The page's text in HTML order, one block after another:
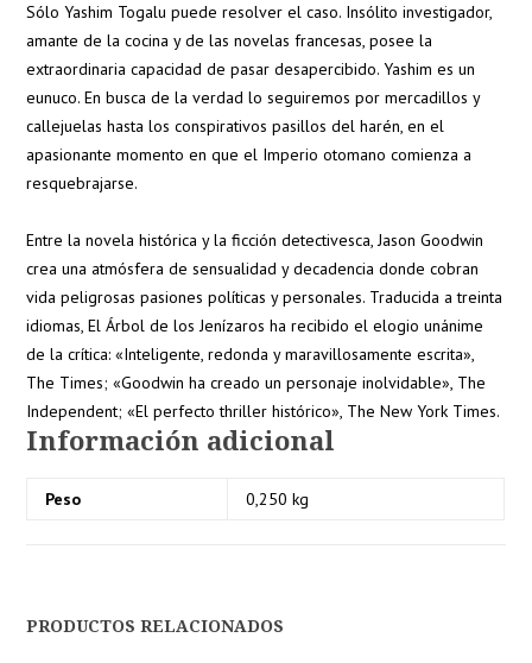
Sólo Yashim Togalu puede resolver el caso. Insólito investigador,
amante de la cocina y de las novelas francesas, posee la
extraordinaria capacidad de pasar desapercibido. Yashim es un
eunuco. En busca de la verdad lo seguiremos por mercadillos y
callejuelas hasta los conspirativos pasillos del harén, en el
apasionante momento en que el Imperio otomano comienza a
resquebrajarse.
Entre la novela histórica y la ficción detectivesca, Jason Goodwin
crea una atmósfera de sensualidad y decadencia donde cobran
vida peligrosas pasiones políticas y personales. Traducida a treinta
idiomas, El Árbol de los Jenízaros ha recibido el elogio unánime
de la crítica: «Inteligente, redonda y maravillosamente escrita»,
The Times; «Goodwin ha creado un personaje inolvidable», The
Independent; «El perfecto thriller histórico», The New York Times.
Información adicional
Peso 0,250 kg
PRODUCTOS RELACIONADOS